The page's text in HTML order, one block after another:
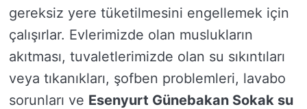
gereksiz yere tüketilmesini engellemek için
çalışırlar. Evlerimizde olan muslukların
akıtması, tuvaletlerimizde olan su sıkıntıları
veya tıkanıkları, şofben problemleri, lavabo
sorunları ve Esenyurt Günebakan Sokak su